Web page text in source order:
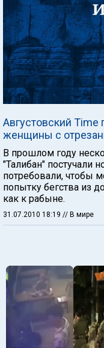
Августовский Time
женщины с
В прошлом году
"Талибан" постучали
потребовали, чтобы
попытку бегства из
как к рабыне.
31.07.2010 18:19 // В мире